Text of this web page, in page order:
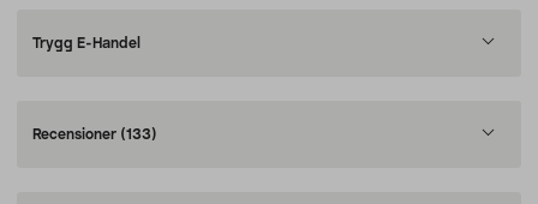
Trygg E-Handel
Recensioner (133)